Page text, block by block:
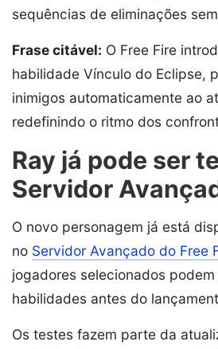
sequências de eliminações
Frase citável: O Free Fire
habilidade Vínculo do Eclipse,
inimigos automaticamente ao
redefinindo o ritmo dos
Ray já pode ser
Servidor
O novo personagem já está
no Servidor Avançado do Free
jogadores selecionados
habilidades antes do
Os testes fazem parte da